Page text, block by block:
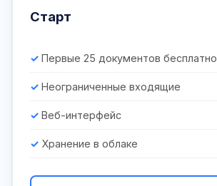
Старт
Первые 25 документов бесплатно
Неограниченные входящие
Веб-интерфейс
Хранение в облаке